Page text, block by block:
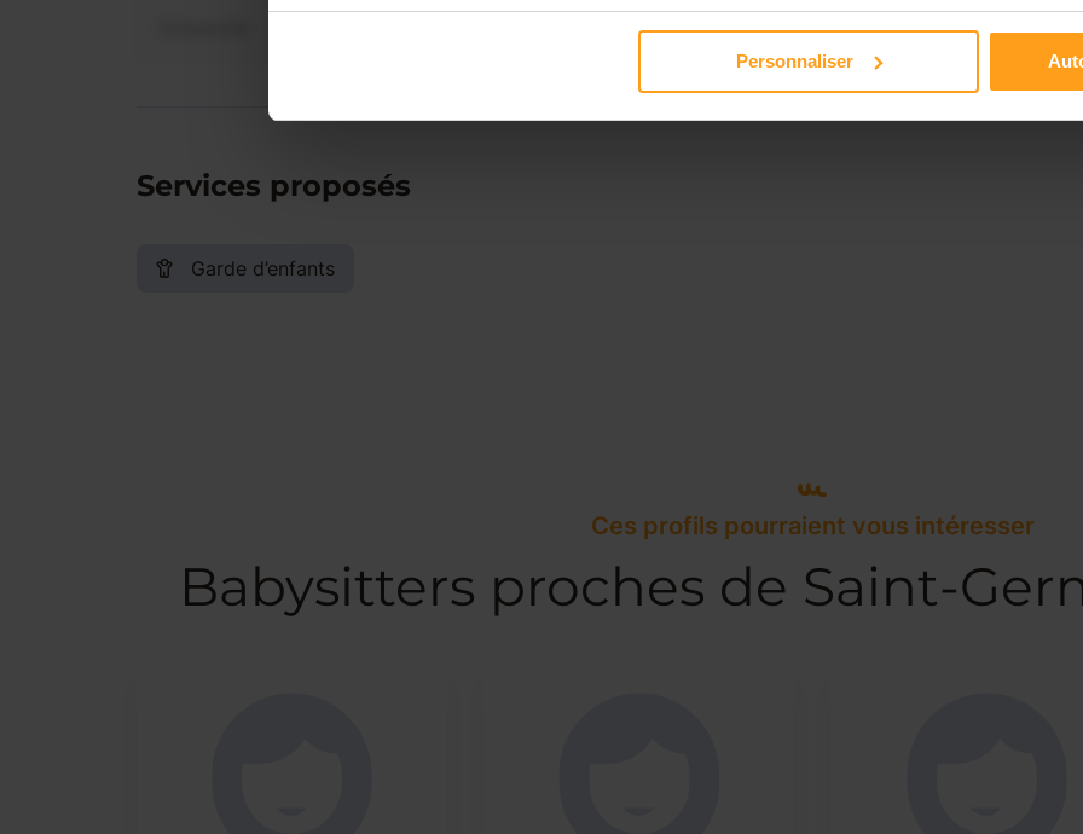
Personnaliser
Disponible de 00:00 à 00:00
Services proposés
Garde d’enfants
Ces profils pourraient vous intéresser
Babysitters proches de Saint-